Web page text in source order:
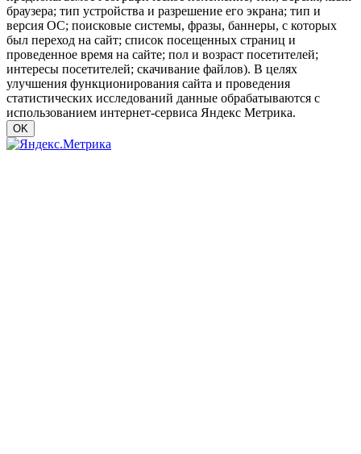
браузера; тип устройства и разрешение его экрана; тип и
версия ОС; поисковые системы, фразы, баннеры, с которых
был переход на сайт; список посещенных страниц и
проведенное время на сайте; пол и возраст посетителей;
интересы посетителей; скачивание файлов). В целях
улучшения функционирования сайта и проведения
статистических исследований данные обрабатываются с
использованием интернет-сервиса Яндекс Метрика.
OK